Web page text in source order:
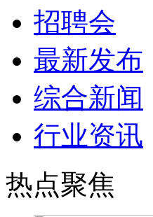
招聘会
最新发布
综合新闻
行业资讯
热点聚焦